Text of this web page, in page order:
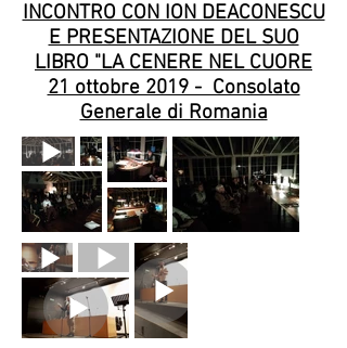
INCONTRO CON ION DEACONESCU
E PRESENTAZIONE DEL SUO
LIBRO "LA CENERE NEL CUORE
21 ottobre 2019 - Consolato
Generale di Romania